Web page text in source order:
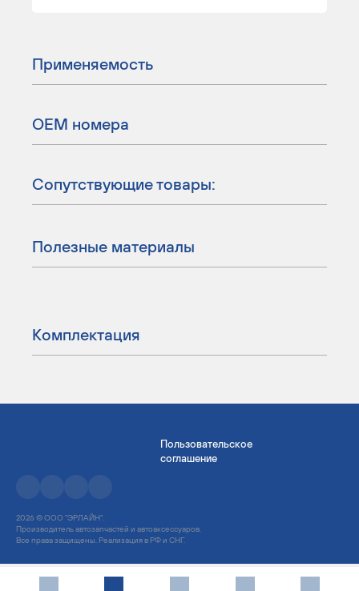
Применяемость
ОЕМ номера
Сопутствующие товары:
Полезные материалы
Комплектация
Пользовательское
соглашение
2026 © ООО "ЭРЛАЙН".
Производитель автозапчастей и автоаксессуаров.
Все права защищены. Реализация в РФ и СНГ.